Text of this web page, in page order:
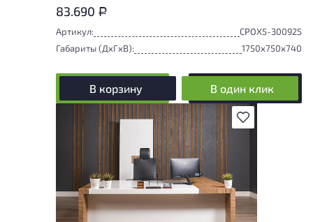
83.690 Р
Артикул:
СРОХ5-300925
Габариты (ДxГxВ):
1750x750x740
В корзину В один клик
В избранное
У товара присутствуют незначительные
следы эксплуатации, не влияющие на
удобство его использования